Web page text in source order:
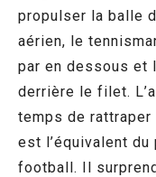
propulser la balle
aérien, le
par en dessous et
derrière le filet.
temps de
est l’équivalent du
football. Il